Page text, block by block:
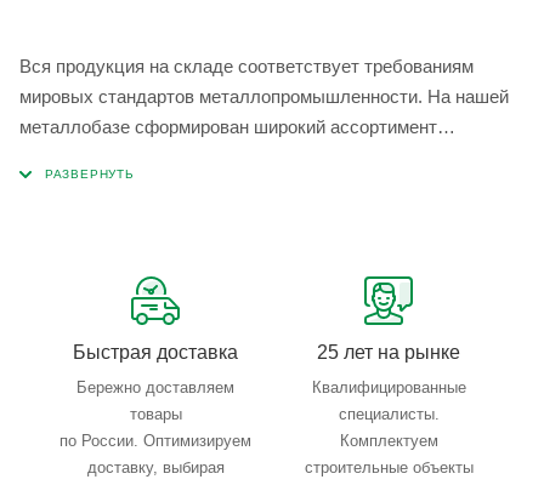
Вся продукция на складе соответствует требованиям
мировых стандартов металлопромышленности. На нашей
металлобазе сформирован широкий ассортимент
Быстрая доставка
Бережно доставляем
товары
по России. Оптимизируем
доставку, выбирая
25 лет на рынке
Квалифицированные
специалисты.
Комплектуем
строительные объекты